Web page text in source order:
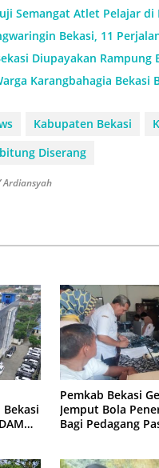
Semangat Atlet Pelajar di
Bekasi, 11
Diupayakan Rampung
Karangbahagia
Kabupaten Bekasi
Diserang
Ardiansyah
Pemkab Bekasi
Jemput Bola
Bagi Pedagang